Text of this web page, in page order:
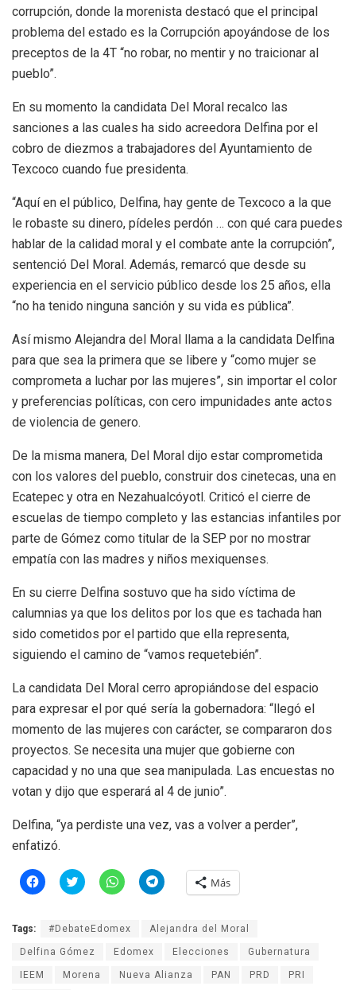
corrupción, donde la morenista destacó que el principal
problema del estado es la Corrupción apoyándose de los
preceptos de la 4T “no robar, no mentir y no traicionar al
pueblo”.
En su momento la candidata Del Moral recalco las
sanciones a las cuales ha sido acreedora Delfina por el
cobro de diezmos a trabajadores del Ayuntamiento de
Texcoco cuando fue presidenta.
“Aquí en el público, Delfina, hay gente de Texcoco a la que
le robaste su dinero, pídeles perdón … con qué cara puedes
hablar de la calidad moral y el combate ante la corrupción”,
sentenció Del Moral. Además, remarcó que desde su
experiencia en el servicio público desde los 25 años, ella
“no ha tenido ninguna sanción y su vida es pública”.
Así mismo Alejandra del Moral llama a la candidata Delfina
para que sea la primera que se libere y “como mujer se
comprometa a luchar por las mujeres”, sin importar el color
y preferencias políticas, con cero impunidades ante actos
de violencia de genero.
De la misma manera, Del Moral dijo estar comprometida
con los valores del pueblo, construir dos cinetecas, una en
Ecatepec y otra en Nezahualcóyotl. Criticó el cierre de
escuelas de tiempo completo y las estancias infantiles por
parte de Gómez como titular de la SEP por no mostrar
empatía con las madres y niños mexiquenses.
En su cierre Delfina sostuvo que ha sido víctima de
calumnias ya que los delitos por los que es tachada han
sido cometidos por el partido que ella representa,
siguiendo el camino de “vamos requetebién”.
La candidata Del Moral cerro apropiándose del espacio
para expresar el por qué sería la gobernadora: “llegó el
momento de las mujeres con carácter, se compararon dos
proyectos. Se necesita una mujer que gobierne con
capacidad y no una que sea manipulada. Las encuestas no
votan y dijo que esperará al 4 de junio”.
Delfina, “ya perdiste una vez, vas a volver a perder”,
enfatizó.
H
a
p
r
a
H
a
i
p
r
a
H
a
i
p
r
a
H
a
i
r
a
Más
Tags: #DebateEdomex Alejandra del Moral
Delfina Gómez Edomex Elecciones Gubernatura
IEEM Morena Nueva Alianza PAN PRD PRI